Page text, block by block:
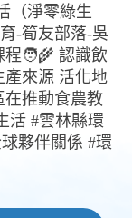
（淨零綠生
-筍友部落-吳
🧑‍🌾 認識飲
產來源 活化地
在推動食農教
活 #雲林縣環
夥伴關係 #環